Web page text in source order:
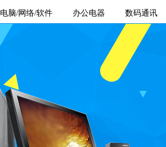
电脑/网络/软件 办公电器 数码通讯